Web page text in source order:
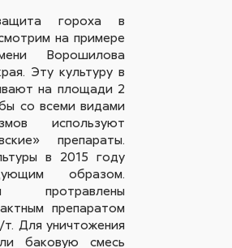
гороха в
на примере
Ворошилова
Эту культуру в
на площади 2
со всеми видами
используют
препараты.
в 2015 году
образом.
препаратом
Для уничтожения
баковую смесь